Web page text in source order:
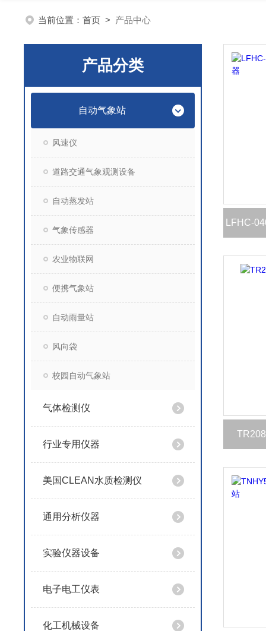
当前位置： 首页 > 产品中心
产品分类
自动气象站
风速仪
道路交通气象观测设备
自动蒸发站
气象传感器
农业物联网
便携气象站
自动雨量站
风向袋
校园自动气象站
气体检测仪
行业专用仪器
美国CLEAN水质检测仪
通用分析仪器
实验仪器设备
电子电工仪表
化工机械设备
LFHC-